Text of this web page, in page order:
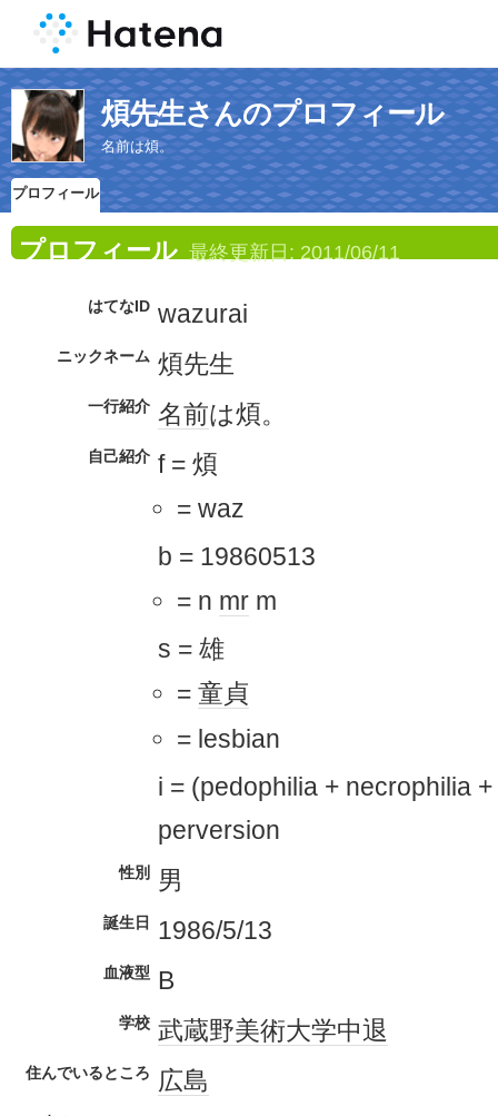
煩先生さんのプロフィール
名前は煩。
プロフィール
プロフィール 最終更新日: 2011/06/11
はてなID wazurai
ニックネーム 煩先生
一行紹介 名前は煩。
自己紹介 f = 煩
= waz
b = 19860513
= n mr m
s = 雄
= 童貞
= lesbian
i = (pedophilia + necrophilia
perversion
性別 男
誕生日 1986/5/13
血液型 B
学校 武蔵野美術大学中退
住んでいるところ 広島